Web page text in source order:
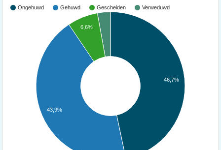
Ongehuwd Gehuwd Gescheiden Verweduwd
46,7%
6,6%
43,9%